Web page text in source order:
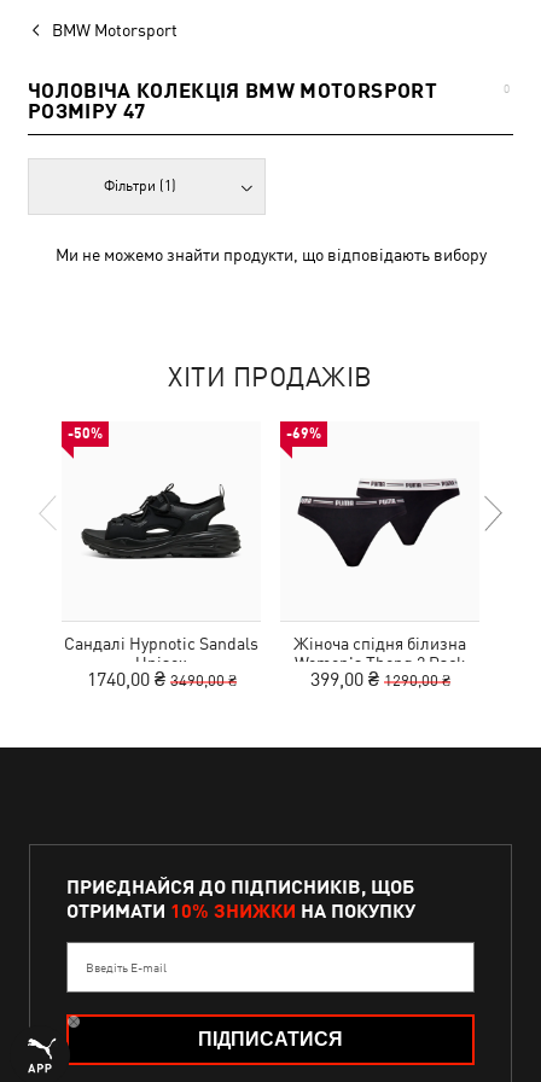
BMW Motorsport
ЧОЛОВІЧА КОЛЕКЦІЯ BMW MOTORSPORT
РОЗМІРУ 47
0
Фільтри (1)
Ми не можемо знайти продукти, що відповідають вибору
ХІТИ ПРОДАЖІВ
-50%
Сандалі Hypnotic Sandals
Unisex
1740,00 ₴ 3490,00 ₴
-69%
Жіноча спідня білизна
Women's Thong 2 Pack
399,00 ₴ 1290,00 ₴
ПРИЄДНАЙСЯ ДО ПІДПИСНИКІВ, ЩОБ
ОТРИМАТИ 10% ЗНИЖКИ НА ПОКУПКУ
Введіть E-mail
ПІДПИСАТИСЯ